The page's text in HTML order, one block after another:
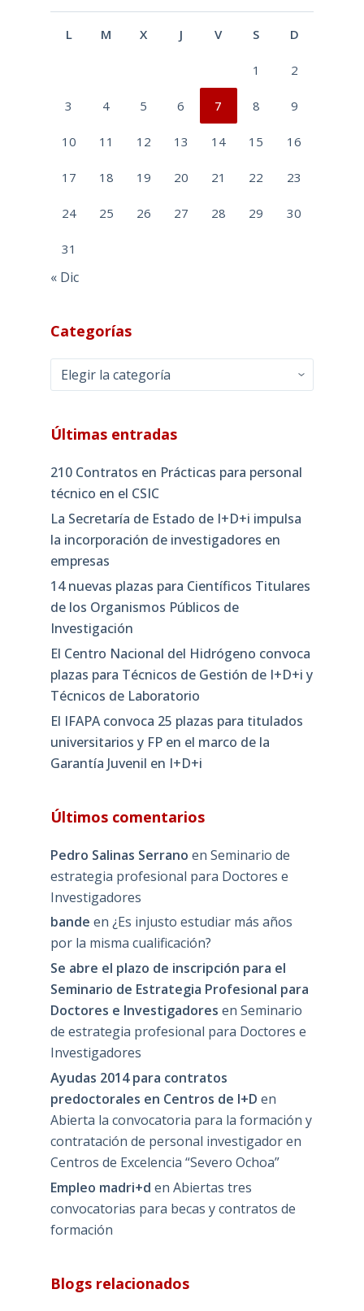
L M X J V S D
1 2
3 4 5 6 7 8 9
10 11 12 13 14 15 16
17 18 19 20 21 22 23
24 25 26 27 28 29 30
31
« Dic
Categorías
Categorías
Últimas entradas
210 Contratos en Prácticas para personal
técnico en el CSIC
La Secretaría de Estado de I+D+i impulsa
la incorporación de investigadores en
empresas
14 nuevas plazas para Científicos Titulares
de los Organismos Públicos de
Investigación
El Centro Nacional del Hidrógeno convoca
plazas para Técnicos de Gestión de I+D+i y
Técnicos de Laboratorio
El IFAPA convoca 25 plazas para titulados
universitarios y FP en el marco de la
Garantía Juvenil en I+D+i
Últimos comentarios
Pedro Salinas Serrano en Seminario de
estrategia profesional para Doctores e
Investigadores
bande en ¿Es injusto estudiar más años
por la misma cualificación?
Se abre el plazo de inscripción para el
Seminario de Estrategia Profesional para
Doctores e Investigadores en Seminario
de estrategia profesional para Doctores e
Investigadores
Ayudas 2014 para contratos
predoctorales en Centros de I+D en
Abierta la convocatoria para la formación y
contratación de personal investigador en
Centros de Excelencia “Severo Ochoa”
Empleo madri+d en Abiertas tres
convocatorias para becas y contratos de
formación
Blogs relacionados